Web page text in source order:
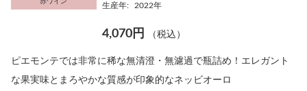
生産年:
2022年
4,070円 （税込）
ピエモンテでは非常に稀な無清澄・無濾過で瓶詰め！エレガント
な果実味とまろやかな質感が印象的なネッビオーロ